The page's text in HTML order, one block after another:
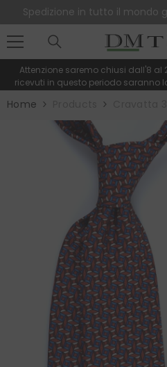
Spedizione in tutto il mondo
Attenzione saremo chiusi dall'8 al
ricevuti in questo periodo saranno
Home